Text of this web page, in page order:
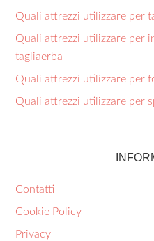
Quali attrezzi utilizzare per
Quali attrezzi utilizzare per
tagliaerba​
Quali attrezzi utilizzare per
Quali attrezzi utilizzare per
Contatti
Cookie Policy
Privacy